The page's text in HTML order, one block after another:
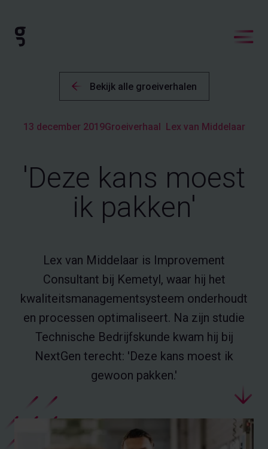
Bekijk alle groeiverhalen
13 december 2019Groeiverhaal Lex van Middelaar
'Deze kans moest
ik pakken'
Lex van Middelaar is Improvement
Consultant bij Kemetyl, waar hij het
kwaliteitsmanagementsysteem onderhoudt
en processen optimaliseert. Na zijn studie
Technische Bedrijfskunde kwam hij bij
NextGen terecht: 'Deze kans moest ik
gewoon pakken.'